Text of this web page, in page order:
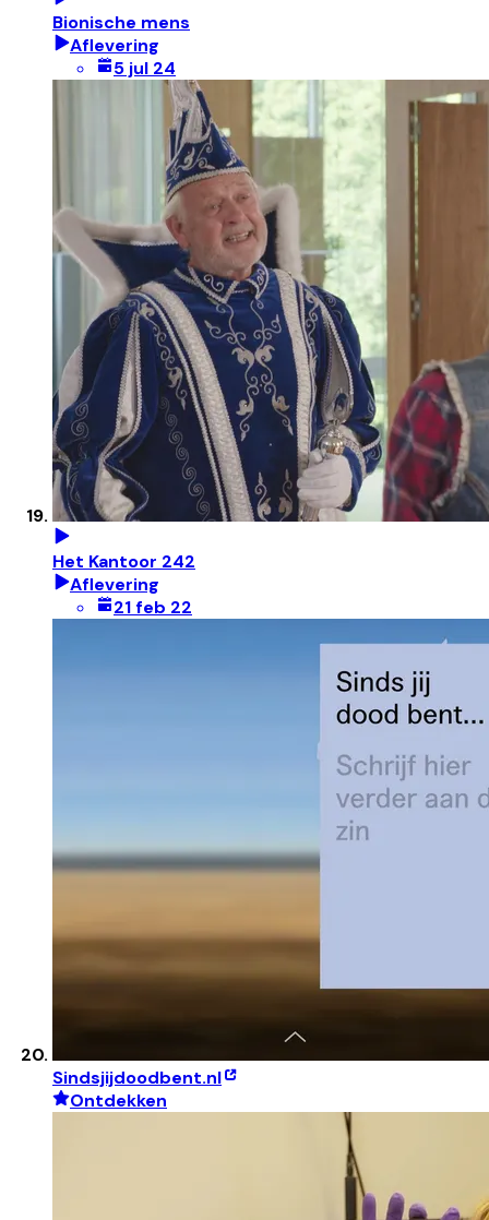
Bionische mens
Aflevering
5 jul 24
Het Kantoor 242
Aflevering
21 feb 22
Sindsjijdoodbent.nl
Ontdekken